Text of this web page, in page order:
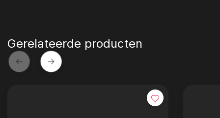
Gerelateerde producten